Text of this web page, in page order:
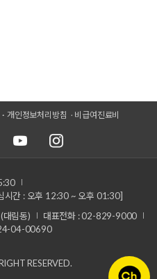
개인정보처리방침 비급여진료비
시간 : 오후 12:30 ~ 오후 01:30]
림동)
대표전화 : 02-829-9000
04-00690
RESERVED.